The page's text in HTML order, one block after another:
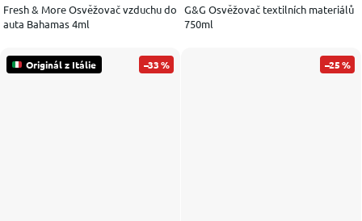
Fresh & More Osvěžovač vzduchu do
auta Bahamas 4ml
G&G Osvěžovač textilních materiálů
750ml
Originál z Itálie –33 % –25 %